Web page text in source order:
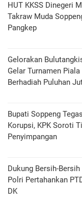
HUT KKSS Dinegeri
Takraw Muda
Pangkep
Gelorakan
Gelar Turnamen
Berhadiah Puluhan
Bupati Soppeng
Korupsi, KPK Soroti
Penyimpangan
Dukung Bersih-
Polri Pertahankan
DK